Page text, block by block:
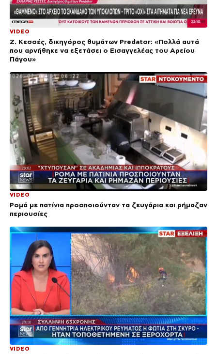
VIDEO
Ζ. Κεσσές, δικηγόρος θυμάτων Predator: «Πολλά αυτά
που αρνήθηκε να εξετάσει ο Εισαγγελέας του Αρείου
Πάγου»
VIDEO
Ρομά με πατίνια προσποιούνταν τα ζευγάρια και ρήμαζαν
περιουσίες
VIDEO